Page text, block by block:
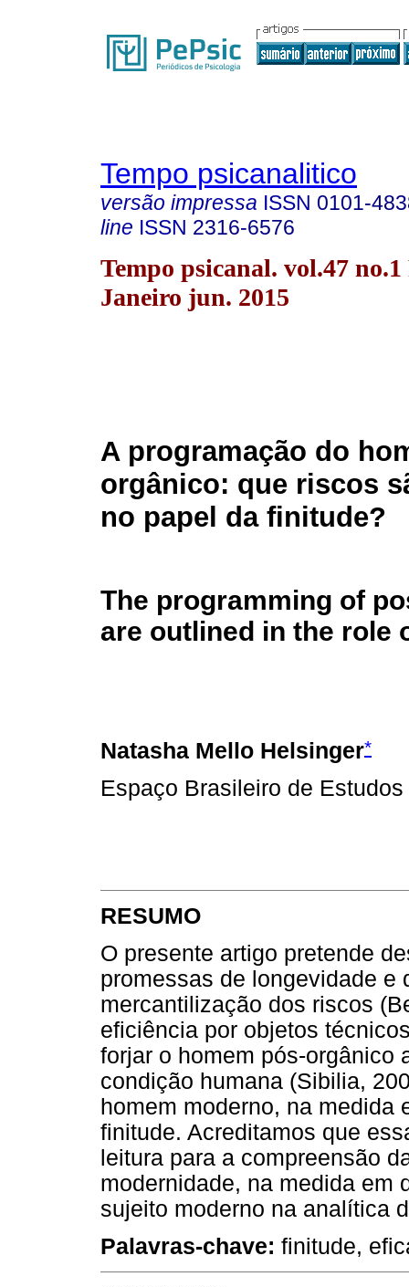
Tempo psicanalitico
versão impressa ISSN 0101-
line ISSN 2316-6576
Tempo psicanal. vol.47 no.1
Janeiro jun. 2015
A programação do
orgânico: que riscos
no papel da finitude?
The programming of
are outlined in the role
Natasha Mello Helsinger*
Espaço Brasileiro de
RESUMO
O presente artigo pretende
promessas de longevidade e
mercantilização dos riscos
eficiência por objetos
forjar o homem pós-orgânico
condição humana (Sibilia,
homem moderno, na medida
finitude. Acreditamos que
leitura para a compreensão
modernidade, na medida em
sujeito moderno na analítica
Palavras-chave: finitude,